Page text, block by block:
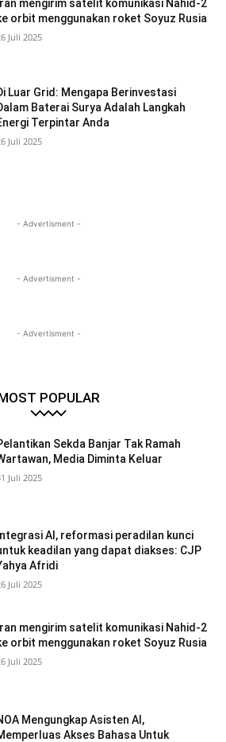
Iran mengirim satelit komunikasi Nahid-2
orbit menggunakan roket Soyuz Rusia
Juli 2025
Luar Grid: Mengapa Berinvestasi
Baterai Surya Adalah Langkah
Terpintar Anda
Juli 2025
- Advertisment -
- Advertisment -
- Advertisment -
POPULAR
Sekda Banjar Tak Ramah
Media Diminta Keluar
Juli 2025
Integrasi AI, reformasi peradilan kunci
keadilan yang dapat diakses: CJP
Afridi
Juli 2025
Iran mengirim satelit komunikasi Nahid-2
orbit menggunakan roket Soyuz Rusia
Juli 2025
Mengungkap Asisten AI,
Akses Bahasa Untuk